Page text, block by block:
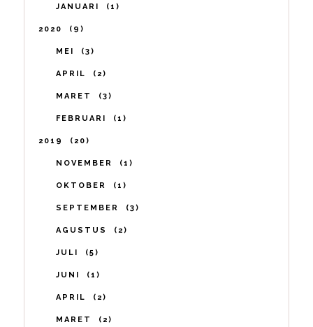
JANUARI 1
2020 9
MEI 3
APRIL 2
MARET 3
FEBRUARI 1
2019 20
NOVEMBER 1
OKTOBER 1
SEPTEMBER 3
AGUSTUS 2
JULI 5
JUNI 1
APRIL 2
MARET 2